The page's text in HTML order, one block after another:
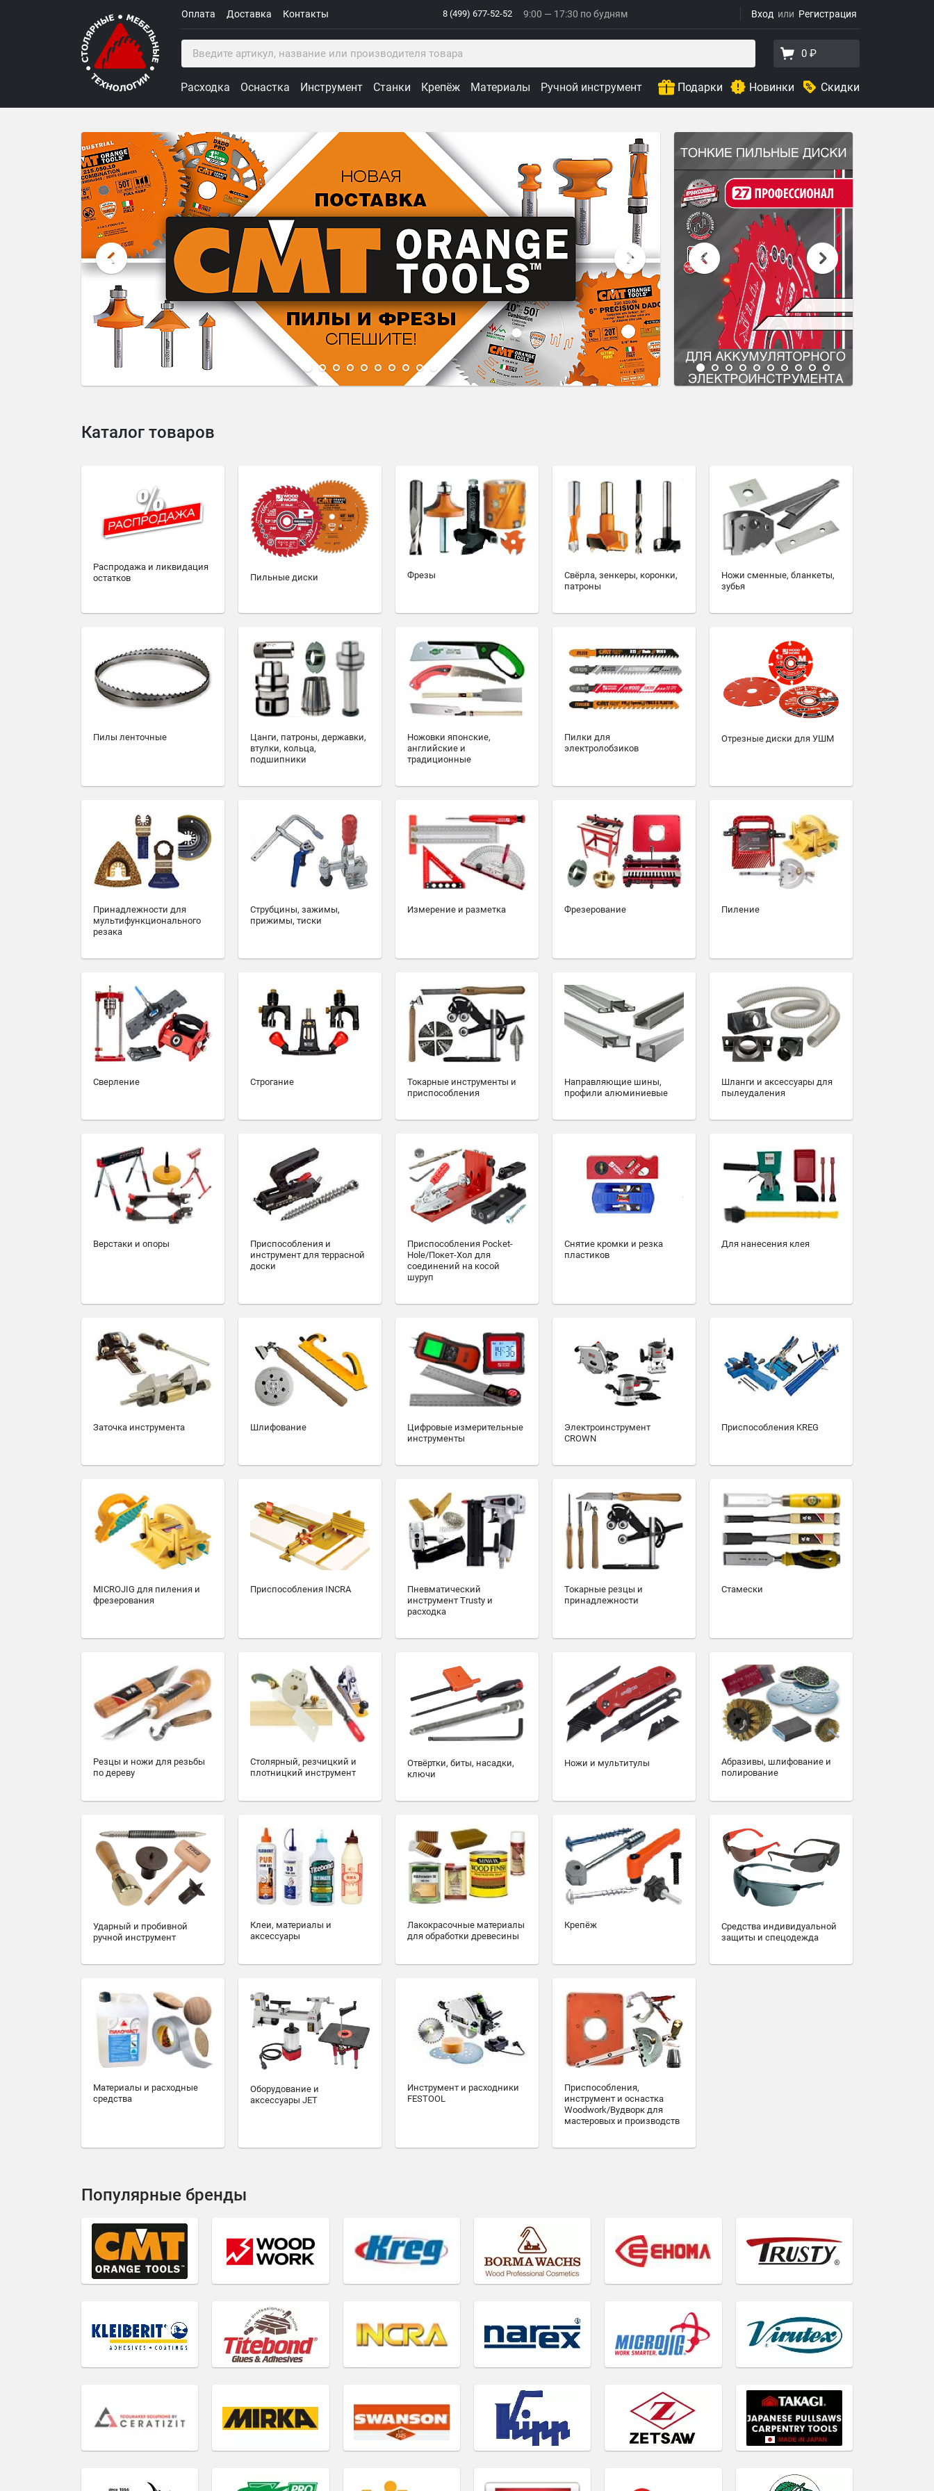
Оплата Доставка Контакты Вход Регистрация
8 (499) 677-52-52 9:00 — 17:30 по будням
0 ₽
Расходка Оснастка Инструмент Станки Крепёж Материалы Ручной инструмент Подарки Новинки Скидки
Столярные Мебельные Технологии
1 2 3 4 5 6 7 8 10
Каталог товаров
Распродажа и ликвидация
остатков
Пильные диски Фрезы
Свёрла, зенкеры, коронки,
патроны
Ножи сменные, бланкеты,
зубья
Пилы ленточные
Цанги, патроны, державки,
втулки, кольца,
подшипники
Ножовки японские,
английские и
традиционные
Пилки для
электролобзиков
Отрезные диски для УШМ
Принадлежности для
мультифункционального
резака
Струбцины, зажимы,
прижимы, тиски
Измерение и разметка Фрезерование Пиление
Сверление Строгание
Токарные инструменты и
приспособления
Направляющие шины,
профили алюминиевые
Шланги и аксессуары для
пылеудаления
Верстаки и опоры
Приспособления и
инструмент для террасной
доски
Приспособления Pocket-
Hole/Покет-Хол для
соединений на косой
шуруп
Снятие кромки и резка
пластиков
Для нанесения клея
Заточка инструмента Шлифование
Цифровые измерительные
инструменты
Электроинструмент
CROWN
Приспособления KREG
MICROJIG для пиления и
фрезерования
Приспособления INCRA
Пневматический
инструмент Trusty и
расходка
Токарные резцы и
принадлежности
Стамески
Резцы и ножи для резьбы
по дереву
Столярный, резчицкий и
плотницкий инструмент
Отвёртки, биты, насадки,
ключи
Ножи и мультитулы
Абразивы, шлифование и
полирование
Ударный и пробивной
ручной инструмент
Клеи, материалы и
аксессуары
Лакокрасочные материалы
для обработки древесины
Крепёж
Средства индивидуальной
защиты и спецодежда
Материалы и расходные
средства
Оборудование и
аксессуары JET
Инструмент и расходники
FESTOOL
Приспособления,
инструмент и оснастка
Woodwork/Вудворк для
мастеровых и производств
Популярные бренды